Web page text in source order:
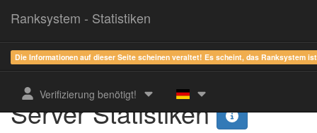
Ranksystem - Statistiken
Die Informationen auf dieser Seite scheinen veraltet! Es scheint, das Ranksystem
Verifizierung benötigt!
Server Statistiken